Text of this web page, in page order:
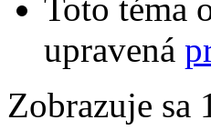
Toto téma
upravená
Zobrazuje sa